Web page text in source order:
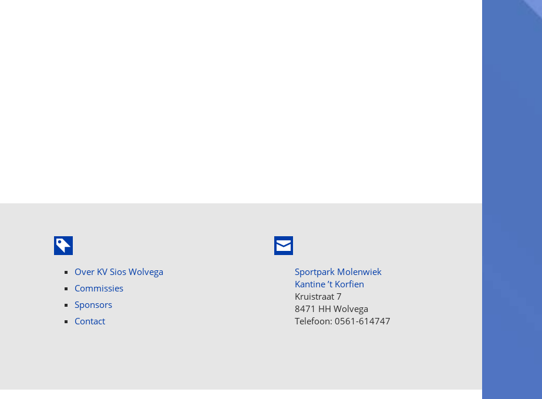
Over KV Sios Wolvega
Commissies
Sponsors
Contact
Sportpark Molenwiek
Kantine ’t Korfien
Kruistraat 7
8471 HH Wolvega
Telefoon: 0561-614747